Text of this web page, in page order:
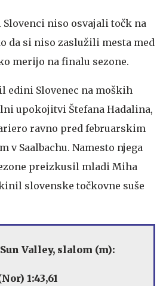
niso osvajali točk na
da si niso zaslužili mesta med
merijo na finalu sezone.
edini Slovenec na moških
upokojitvi Štefana Hadalina,
ravno pred februarskim
v Saalbachu. Namesto njega
preizkusil mladi Miha
slovenske točkovne suše
Valley, slalom (m):
1:43,61